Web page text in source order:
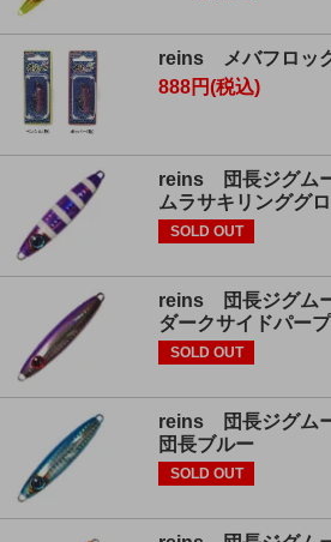
reins メバフロッ
888円(税込)
reins 団長ジグム
ムラサキリンググ
SOLD OUT
reins 団長ジグム
ダークサイドパー
SOLD OUT
reins 団長ジグム
団長ブルー
SOLD OUT